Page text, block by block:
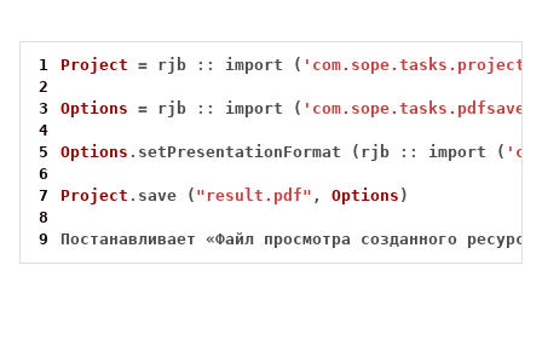
1 Project = rjb :: import ( 'com.sope.tasks.project'
2
3
Options = rjb :: import (
4
5
Options . setPresentationFormat (rjb :: import (
6
7
Project . save ( "result.pdf" , Options
8
9
Постанавливает «Файл просмотра созданного